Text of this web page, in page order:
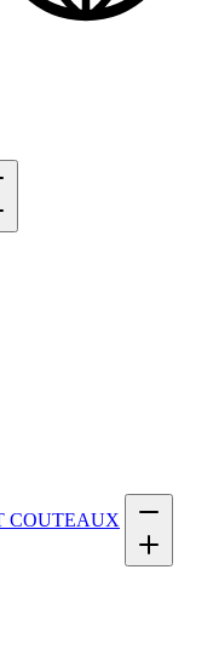
COUTEAUX